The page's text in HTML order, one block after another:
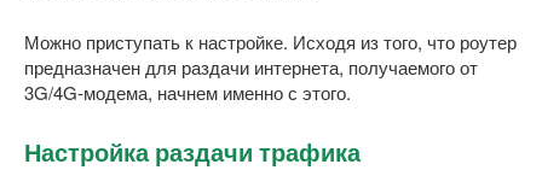
Можно приступать к настройке. Исходя из того, что роутер
предназначен для раздачи интернета, получаемого от
3G/4G-модема, начнем именно с этого.
Настройка раздачи трафика